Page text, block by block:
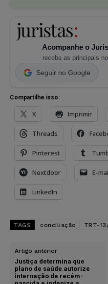
Acompanhe o
receba as principais
Seguir no Google
Compartilhe isso:
X Imprimir
Threads
Pinterest
Nextdoor E-
LinkedIn
TAGS conciliação TRT-
Artigo anterior
Justiça determina que
plano de saúde autorize
internação de recém-